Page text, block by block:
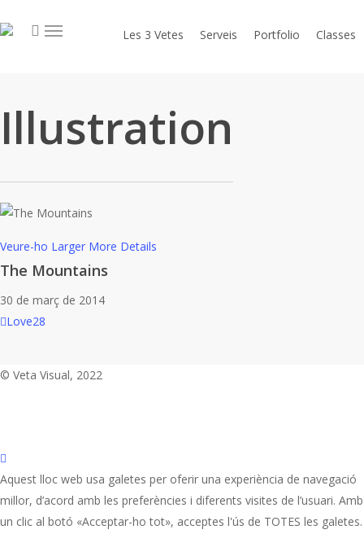
to
Les 3 Vetes Serveis Portfolio Classes
search
Menu
Illustration
Veure-ho Larger More Details
The Mountains
30 de març de 2014
Love28
© Veta Visual, 2022
Aquest lloc web usa galetes per oferir una experiència de navegació
millor, d’acord amb les preferències i diferents visites de l’usuari. Amb
un clic al botó «Acceptar-ho tot», acceptes l'ús de TOTES les galetes.